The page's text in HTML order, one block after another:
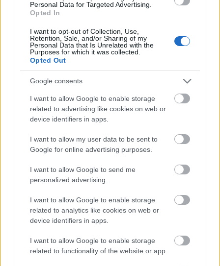
Personal Data for Targeted Advertising.
Opted In
I want to opt-out of Collection, Use,
Retention, Sale, and/or Sharing of my
Personal Data that Is Unrelated with the
Purposes for which it was collected.
Opted Out
Google consents
I want to allow Google to enable storage
related to advertising like cookies on web or
device identifiers in apps.
I want to allow my user data to be sent to
Google for online advertising purposes.
I want to allow Google to send me
personalized advertising.
I want to allow Google to enable storage
related to analytics like cookies on web or
device identifiers in apps.
I want to allow Google to enable storage
related to functionality of the website or app.
Το Matrix επιστρέφει: Πότε βγαίνει η 5η ταινία και η
ταινία έκπληξη της Warner με τον Jim Carrey